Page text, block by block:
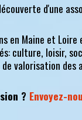
d'une
en Maine et
culture, loisir,
de valorisation
? Envoyez-